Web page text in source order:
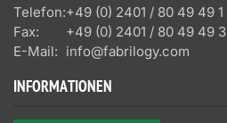
Telefon:+49 (0) 2401 / 80 49 49 1
Fax:
+49 (0) 2401 / 80 49 49 3
E-Mail: info@fabrilogy.com
INFORMATIONEN